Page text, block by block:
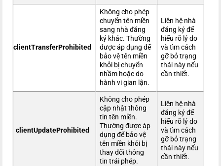
clientTransferProhibited
Không cho phép
chuyển tên miền
sang nhà đăng
ký khác. Thường
được áp dụng để
bảo vệ tên miền
khỏi bị chuyển
nhầm hoặc do
hành vi gian lận.
Liên hệ nhà
đăng ký để
hiểu rõ lý do
và tìm cách
gỡ bỏ trạng
thái này nếu
cần thiết.
clientUpdateProhibited
Không cho phép
cập nhật thông
tin tên miền.
Thường được áp
dụng để bảo vệ
tên miền khỏi bị
thay đổi thông
tin trái phép.
Liên hệ nhà
đăng ký để
hiểu rõ lý do
và tìm cách
gỡ bỏ trạng
thái này nếu
cần thiết.